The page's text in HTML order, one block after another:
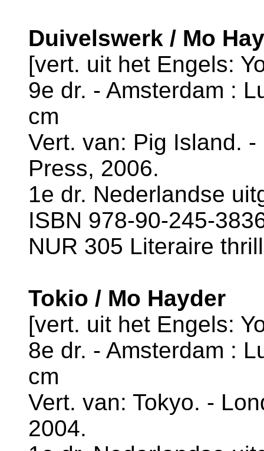
Duivelswerk / Mo
[vert. uit het Engels:
9e dr. - Amsterdam :
cm
Vert. van: Pig Island.
Press, 2006.
1e dr. Nederlandse
ISBN 978-90-245-
NUR 305 Literaire
Tokio / Mo Hayder
[vert. uit het Engels:
8e dr. - Amsterdam :
cm
Vert. van: Tokyo. -
2004.